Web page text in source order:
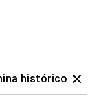
histórico